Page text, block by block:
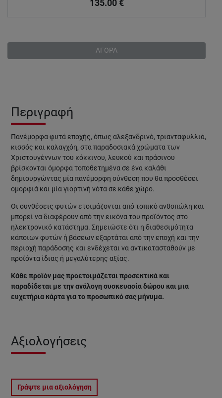
135.00 €
ΑΓΟΡΑ
Περιγραφή
Πανέμορφα φυτά εποχής, όπως αλεξανδρινό, τριανταφυλλιά,
κισσός και καλαγχόη, στα παραδοσιακά χρώματα των
Χριστουγέννων του κόκκινου, λευκού και πράσινου
βρίσκονται όμορφα τοποθετημένα σε ένα καλάθι
δημιουργώντας μία πανέμορφη σύνθεση που θα προσθέσει
ομορφιά και μία γιορτινή νότα σε κάθε χώρο.
Οι συνθέσεις φυτών ετοιμάζονται από τοπικό ανθοπώλη και
μπορεί να διαφέρουν από την εικόνα του προϊόντος στο
ηλεκτρονικό κατάστημα. Σημειώστε ότι η διαθεσιμότητα
κάποιων φυτών ή βάσεων εξαρτάται από την εποχή και την
περιοχή παράδοσης και ενδέχεται να αντικατασταθούν με
προϊόντα ίδιας ή μεγαλύτερης αξίας.
Κάθε προϊόν μας προετοιμάζεται προσεκτικά και
παραδίδεται με την ανάλογη συσκευασία δώρου και μια
ευχετήρια κάρτα για το προσωπικό σας μήνυμα.
Αξιολογήσεις
Γράψτε μια αξιολόγηση